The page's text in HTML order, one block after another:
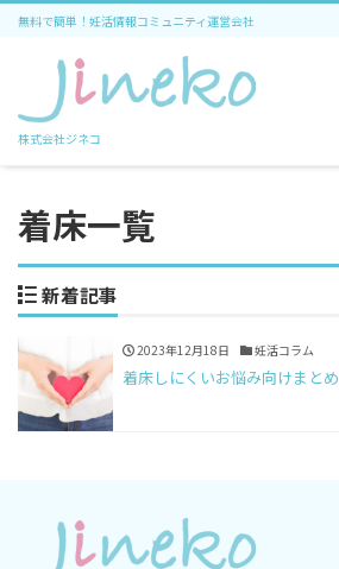
無料で簡単！妊活情報コミュニティ運営会社
株式会社ジネコ
着床一覧
新着記事
2023年12月18日 妊活コラム
着床しにくいお悩み向けまとめ